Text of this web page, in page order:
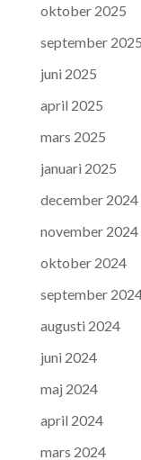
oktober 2025
september 2025
juni 2025
april 2025
mars 2025
januari 2025
december 2024
november 2024
oktober 2024
september
augusti 2024
juni 2024
maj 2024
april 2024
mars 2024